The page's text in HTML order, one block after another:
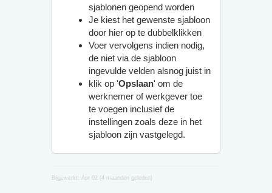
sjablonen geopend worden
Je kiest het gewenste sjabloon
door hier op te dubbelklikken
Voer vervolgens indien nodig,
de niet via de sjabloon
ingevulde velden alsnog juist in
klik op 'Opslaan' om de
werknemer of werkgever toe
te voegen inclusief de
instellingen zoals deze in het
sjabloon zijn vastgelegd.
Bijgewerkt: Apr 02 (4 maanden geleden)